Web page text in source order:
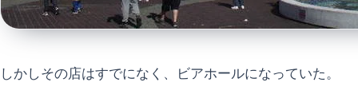
しかしその店はすでになく、ビアホールになっていた。